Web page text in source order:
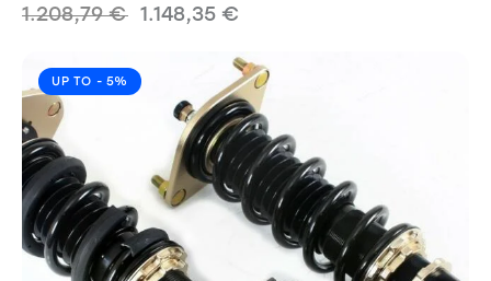
1.208,79€ 1.148,35 €
UP TO - 5%